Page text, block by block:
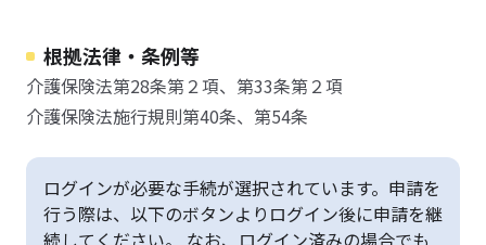
根拠法律・条例等
介護保険法第28条第２項、第33条第２項
介護保険法施行規則第40条、第54条
ログインが必要な手続が選択されています。申請を
行う際は、以下のボタンよりログイン後に申請を継
続してください。 なお、ログイン済みの場合でも